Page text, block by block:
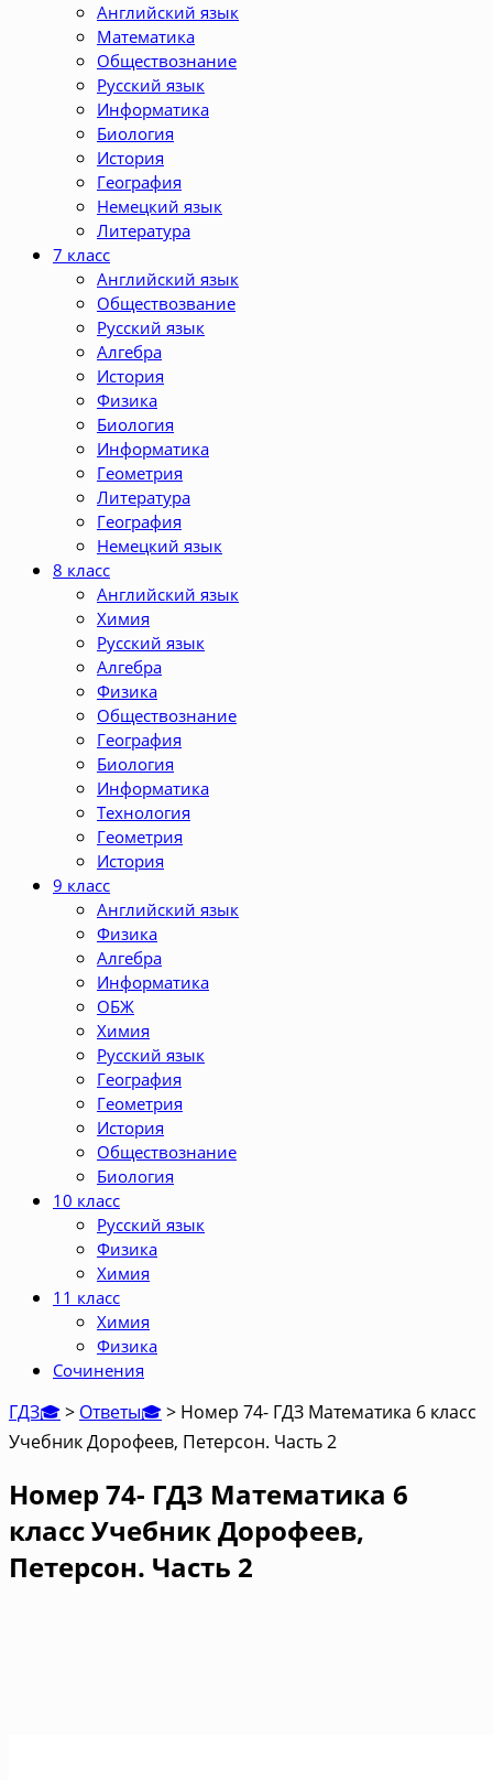
Английский язык
Математика
Обществознание
Русский язык
Информатика
Биология
История
География
Немецкий язык
Литература
7 класс
Английский язык
Обществозвание
Русский язык
Алгебра
История
Физика
Биология
Информатика
Геометрия
Литература
География
Немецкий язык
8 класс
Английский язык
Химия
Русский язык
Алгебра
Физика
Обществознание
География
Биология
Информатика
Технология
Геометрия
История
9 класс
Английский язык
Физика
Алгебра
Информатика
ОБЖ
Химия
Русский язык
География
Геометрия
История
Обществознание
Биология
10 класс
Русский язык
Физика
Химия
11 класс
Химия
Физика
Сочинения
ГДЗ🎓> Ответы🎓> Номер 74- ГДЗ Математика 6 класс
Учебник Дорофеев, Петерсон. Часть 2
Номер 74- ГДЗ Математика 6
класс Учебник Дорофеев,
Петерсон. Часть 2